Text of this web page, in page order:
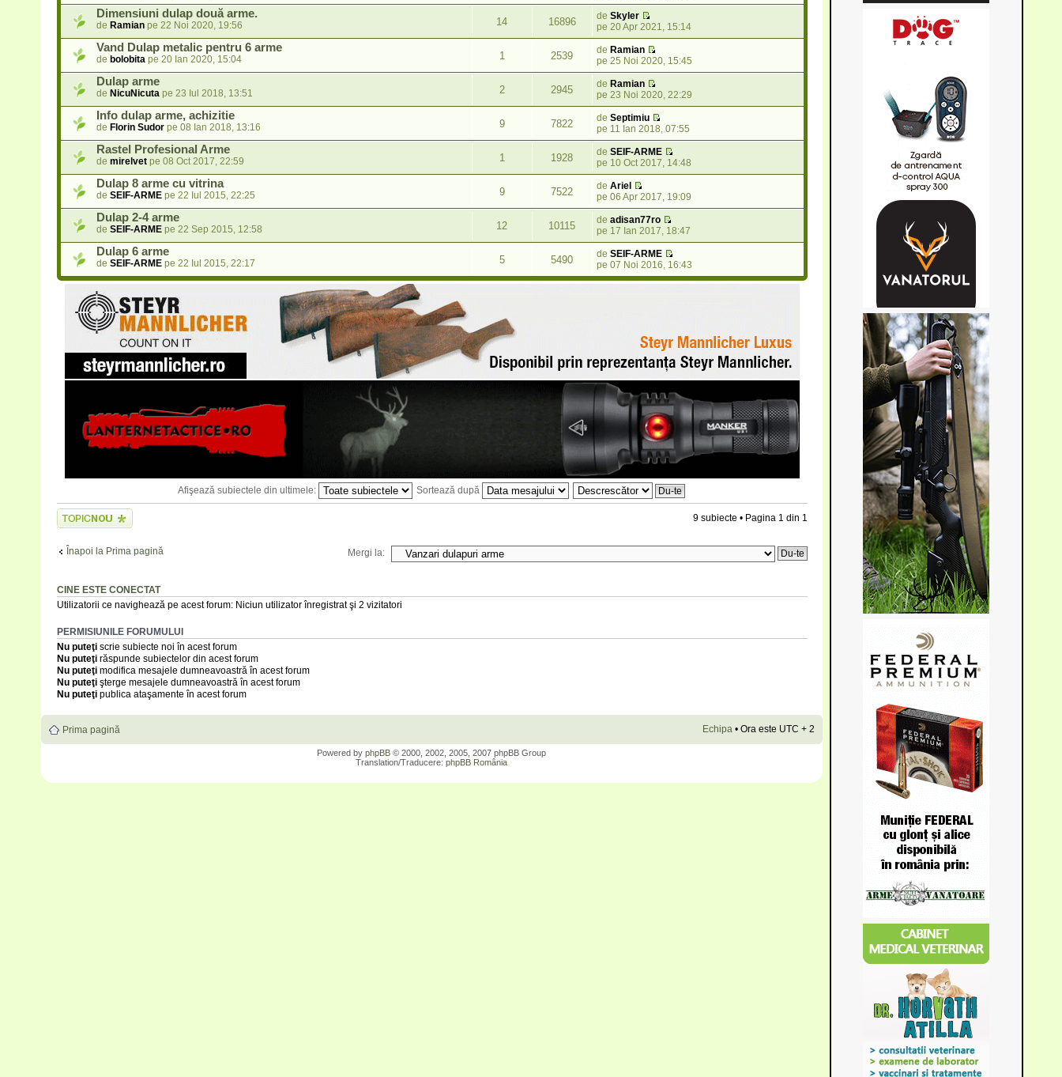
Dimensiuni dulap două arme.
de Ramianpe 22 Noi 2020, 19:56 14 16896 de Skyler
pe 20 Apr 2021, 15:14
Vand Dulap metalic pentru 6 arme
de bolobitape 20 Ian 2020, 15:04 1 2539 de Ramian
pe 25 Noi 2020, 15:45
Dulap arme
de NicuNicutape 23 Iul 2018, 13:51 2 2945 de Ramian
pe 23 Noi 2020, 22:29
Info dulap arme, achizitie
de Florin Sudorpe 08 Ian 2018, 13:16 9 7822 de Septimiu
pe 11 Ian 2018, 07:55
Rastel Profesional Arme
de mirelvetpe 08 Oct 2017, 22:59 1 1928 de SEIF-ARME
pe 10 Oct 2017, 14:48
Dulap 8 arme cu vitrina
de SEIF-ARMEpe 22 Iul 2015, 22:25 9 7522 de Ariel
pe 06 Apr 2017, 19:09
Dulap 2-4 arme
de SEIF-ARMEpe 22 Sep 2015, 12:58 12 10115 de adisan77ro
pe 17 Ian 2017, 18:47
Dulap 6 arme
de SEIF-ARMEpe 22 Iul 2015, 22:17 5 5490 de SEIF-ARME
pe 07 Noi 2016, 16:43
Afişează subiectele din ultimele: Sortează după
Scrie un subiect
nou
9 subiecte • Pagina 1 din 1
Înapoi la Prima pagină Mergi la:
CINE ESTE CONECTAT
Utilizatorii ce navighează pe acest forum: Niciun utilizator înregistrat şi 2 vizitatori
PERMISIUNILE FORUMULUI
Nu puteţiscrie subiecte noi în acest forum
Nu puteţirăspunde subiectelor din acest forum
Nu puteţimodifica mesajele dumneavoastră în acest forum
Nu puteţişterge mesajele dumneavoastră în acest forum
Nu puteţipublica ataşamente în acest forum
Prima pagină Echipa• Ora este UTC + 2
Powered by phpBB © 2000, 2002, 2005, 2007 phpBB Group
Translation/Traducere: phpBB România